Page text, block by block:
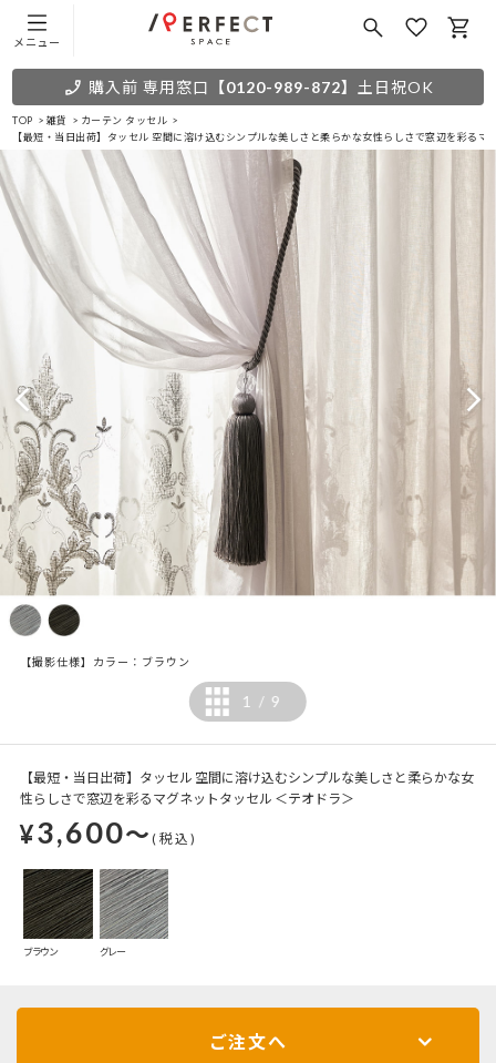
メニュー
購入前 専用窓口 【0120-989-872】 土日祝OK
TOP 雑貨
カーテン タッセル
【最短・当日出荷】タッセル 空間に溶け込むシンプルな美しさと柔らかな女性らしさで窓辺を彩るマ
【撮影仕様】カラー：ブラウン
1 / 9
【最短・当日出荷】タッセル 空間に溶け込むシンプルな美しさと柔らかな女
性らしさで窓辺を彩るマグネットタッセル ＜テオドラ＞
¥3,600～(税込)
ブラウン グレー
ご注文へ